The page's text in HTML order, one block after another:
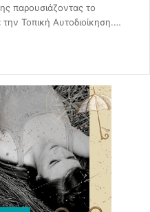
παρουσιάζοντας το
Τοπική Αυτοδιοίκηση.…